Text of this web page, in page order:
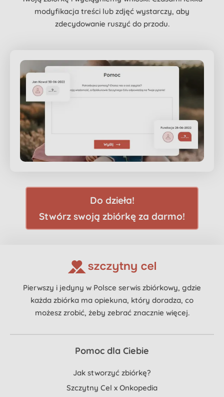
modyfikacja treści lub zdjęć wystarczy, aby
zdecydowanie ruszyć do przodu.
Do dzieła!
Stwórz swoją zbiórkę za darmo!
Pierwszy i jedyny w Polsce serwis zbiórkowy, gdzie
każda zbiórka ma opiekuna, który doradza, co
możesz zrobić, żeby zebrać znacznie więcej.
Pomoc dla Ciebie
Jak stworzyć zbiórkę?
Szczytny Cel x Onkopedia